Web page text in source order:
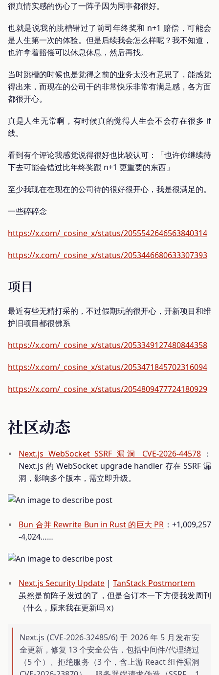
很真情实感的伤心了一阵子因为同事都很好。
也就是说我的跳槽错过了前司年终奖和 n+1 赔偿，可能会
是人生第一次的体验。但是后续我会怎么样呢？我不知道，
也许拿着赔偿可以休息休息，然后再找。
当时跳槽的时候也是觉得之前的业务太没有意思了，能感觉
得出来，而现在的公司干的非常快乐非常有满足感，各方面
都很开心。
真是人生无常啊，有时候真的觉得人生会不会存在很多 if
线。
看到有个评论我感觉说得很好也比较认可：「也许你继续待
下去可能会错过比年终奖跟 n+1 更重要的东西」
至少我现在在现在的公司待的很好很开心，我是很满足的。
一些碎碎念
https://x.com/_cosine_x/status/2055542646563840314
https://x.com/_cosine_x/status/2053446680633307393
项目
最近有些无精打采的，不过假期玩的很开心，开新项目和维
护旧项目都很佛系
https://x.com/_cosine_x/status/2053349127480844358
https://x.com/_cosine_x/status/2053471845702316094
https://x.com/_cosine_x/status/2054809477724180929
社区动态
Next.js WebSocket SSRF 漏洞 CVE-2026-44578：
Next.js 的 WebSocket upgrade handler 存在 SSRF 漏
洞，影响多个版本，需立即升级。
Bun 合并 Rewrite Bun in Rust 的巨大 PR ：+1,009,257
-4,024……
Next.js Security Update |TanStack Postmortem
虽然是前阵子发过的了，但是合订本一下方便我发周刊
（什么，原来我在更新吗 x）
Next.js (CVE-2026-32485/6) 于 2026 年 5 月发布安
全更新，修复 13 个安全公告，包括中间件/代理绕过
（5 个）、拒绝服务（3 个，含上游 React 组件漏洞